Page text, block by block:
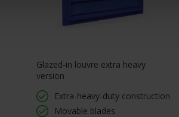
Glazed-in louvre extra heavy
version
Extra-heavy-duty construction
Movable blades